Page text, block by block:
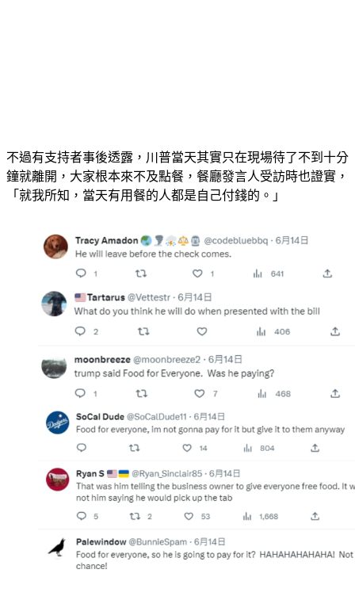
不過有支持者事後透露，川普當天其實只在現場待了不到十分
鐘就離開，大家根本來不及點餐，餐廳發言人受訪時也證實，